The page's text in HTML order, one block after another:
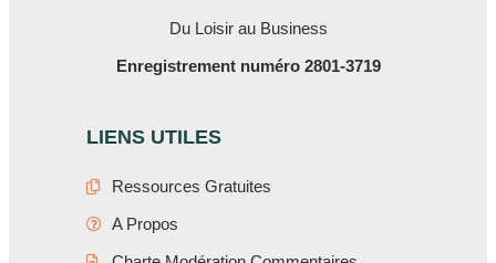
Du Loisir au Business
Enregistrement numéro 2801-3719
LIENS UTILES
Ressources Gratuites
A Propos